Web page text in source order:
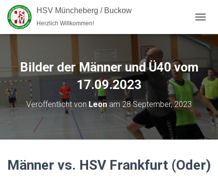
HSV Müncheberg / Buckow
Herzlich Willkommen!
Bilder der Männer und Ü40 vom
17.09.2023
Veröffentlicht vonLeon am 28 September, 2023
Männer vs. HSV Frankfurt (Oder)